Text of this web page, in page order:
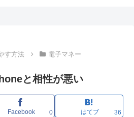
す方法 電子マネー
と相性が悪い
Facebook 0 はてブ 36